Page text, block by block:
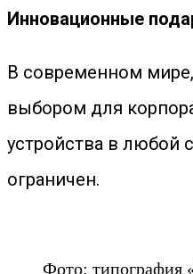
Инновационные
В современном
выбором для
устройства в любой
ограничен.
Фото: типография